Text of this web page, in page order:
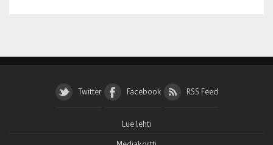
Twitter Facebook RSS Feed
Lue lehti